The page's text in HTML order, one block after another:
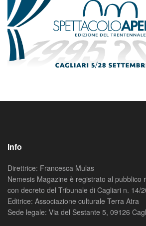
Info
Direttrice: Francesca Mulas
Nemesis Magazine è registrato al pubblico
con decreto del Tribunale di Cagliari n. 14/
Editrice: Associazione culturale Terra Atra
Sede legale: Via del Sestante 5, 09126